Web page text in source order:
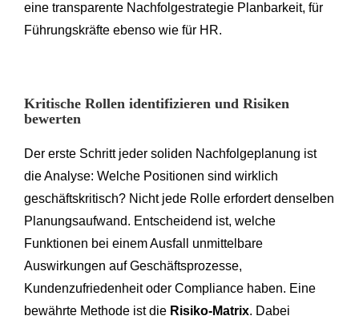
eine transparente Nachfolgestrategie Planbarkeit, für
Führungskräfte ebenso wie für HR.
Kritische Rollen identifizieren und Risiken
bewerten
Der erste Schritt jeder soliden Nachfolgeplanung ist
die Analyse: Welche Positionen sind wirklich
geschäftskritisch? Nicht jede Rolle erfordert denselben
Planungsaufwand. Entscheidend ist, welche
Funktionen bei einem Ausfall unmittelbare
Auswirkungen auf Geschäftsprozesse,
Kundenzufriedenheit oder Compliance haben. Eine
bewährte Methode ist die Risiko-Matrix. Dabei